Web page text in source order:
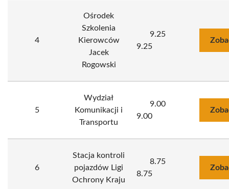
4
Ośrodek
Szkolenia
Kierowców
Jacek
Rogowski
9.25
9.25
5
Wydział
Komunikacji i
Transportu
9.00
9.00
6
Stacja kontroli
pojazdów Ligi
Ochrony Kraju
8.75
8.75